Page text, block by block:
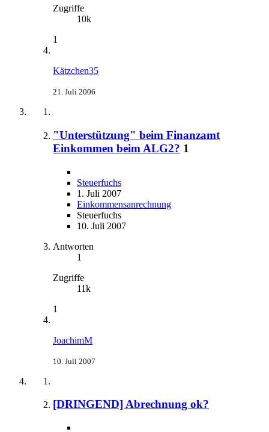
Zugriffe
10k
1
Kätzchen35
21. Juli 2006
"Unterstützung" beim Finanzamt
Einkommen beim ALG2? 1
Steuerfuchs
1. Juli 2007
Einkommensanrechnung
Steuerfuchs
10. Juli 2007
Antworten
1
Zugriffe
11k
1
JoachimM
10. Juli 2007
[DRINGEND] Abrechnung ok?